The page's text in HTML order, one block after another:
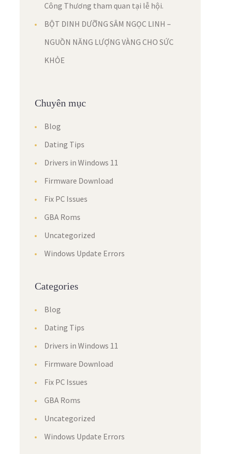
Công Thương tham quan tại lễ hội.
BỘT DINH DƯỠNG SÂM NGỌC LINH –
NGUỒN NĂNG LƯỢNG VÀNG CHO SỨC
KHỎE
Chuyên mục
Blog
Dating Tips
Drivers in Windows 11
Firmware Download
Fix PC Issues
GBA Roms
Uncategorized
Windows Update Errors
Categories
Blog
Dating Tips
Drivers in Windows 11
Firmware Download
Fix PC Issues
GBA Roms
Uncategorized
Windows Update Errors